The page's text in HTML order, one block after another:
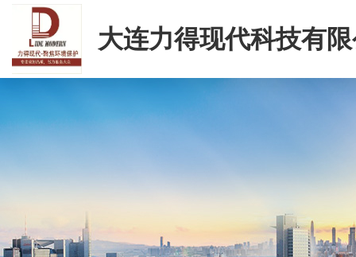
大连力得现代科技有